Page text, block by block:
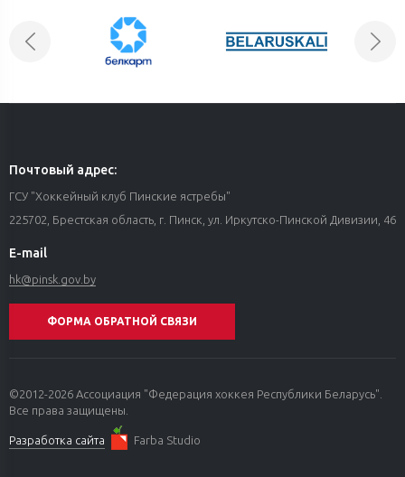
Почтовый адрес:
ГСУ "Хоккейный клуб Пинские ястребы"
225702, Брестская область, г. Пинск, ул. Иркутско-Пинской Дивизии, 46
E-mail
hk@pinsk.gov.by
ФОРМА ОБРАТНОЙ СВЯЗИ
©2012-2026 Ассоциация "Федерация хоккея Республики Беларусь".
Все права защищены.
Разработка сайта Farba Studio